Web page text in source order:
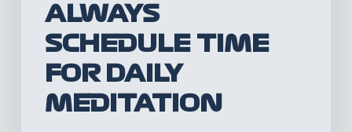
ALWAYS
SCHEDULE TIME
FOR DAILY
MEDITATION